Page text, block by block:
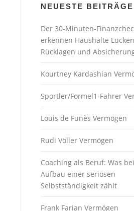
NEUESTE BEITRÄGE
Der 30-Minuten-
erkennen Haushalte
Rücklagen und
Kourtney Kardashian
Sportler/Formel1-Fahrer
Louis de Funès Vermögen
Rudi Völler Vermögen
Coaching als Beruf: Was
Aufbau einer seriösen
Selbstständigkeit zählt
Frank Farian Vermögen